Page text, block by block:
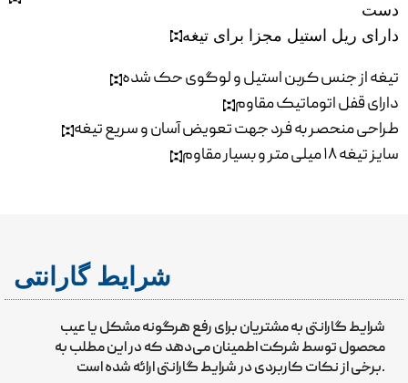
دست
دارای ریل استیل مجزا برای تیغه
تیغه از جنس کربن استیل و لوگوی حک شده
دارای قفل اتوماتیک مقاوم
طراحی منحصر به فرد جهت تعویض آسان و سریع تیغه
سایز تیغه ۱۸ میلی متر و بسیار مقاوم
شرایط گارانتی
شرایط گارانتی به مشتریان برای رفع هرگونه مشکل یا عیب
محصول توسط شرکت اطمینان می‌دهد که در این مطلب به
برخی از نکات کاربردی در شرایط گارانتی ارائه شده است.